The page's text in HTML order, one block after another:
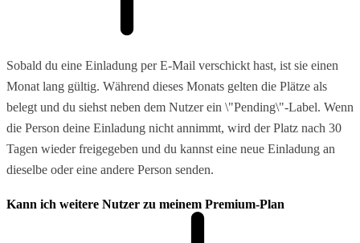
Sobald du eine Einladung per E-Mail verschickt hast, ist sie einen
Monat lang gültig. Während dieses Monats gelten die Plätze als
belegt und du siehst neben dem Nutzer ein \"Pending\"-Label. Wenn
die Person deine Einladung nicht annimmt, wird der Platz nach 30
Tagen wieder freigegeben und du kannst eine neue Einladung an
dieselbe oder eine andere Person senden.
Kann ich weitere Nutzer zu meinem Premium-Plan